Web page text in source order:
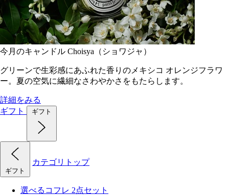
今月のキャンドル Choisya（ショワジャ）
グリーンで生彩感にあふれた香りのメキシコ オレンジフラワ
ー。夏の空気に繊細なさわやかさをもたらします。
詳細をみる
ギフト
ギフト
ギフト
カテゴリトップ
選べるコフレ 2点セット